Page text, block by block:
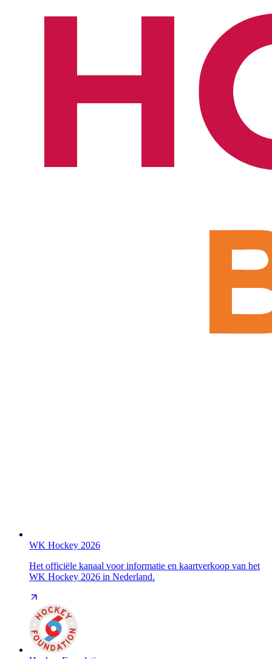
WK Hockey 2026
Het officiële kanaal voor informatie en kaartverkoop van het
WK Hockey 2026 in Nederland.